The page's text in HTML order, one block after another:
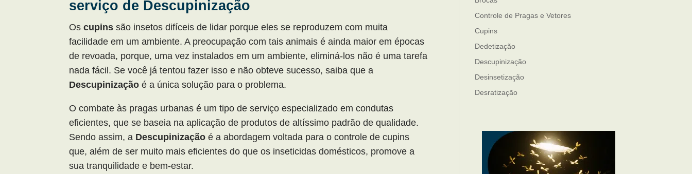
serviço de Descupinização
Oscupins são insetos difíceis de lidar porque eles se reproduzem com muita
facilidade em um ambiente. A preocupação com tais animais é ainda maior em épocas
de revoada, porque, uma vez instalados em um ambiente, eliminá-los não é uma tarefa
nada fácil. Se você já tentou fazer isso e não obteve sucesso, saiba que a
Descupinização é a única solução para o problema.
O combate às pragas urbanas é um tipo de serviço especializado em condutas
eficientes, que se baseia na aplicação de produtos de altíssimo padrão de qualidade.
Sendo assim, a Descupinização é a abordagem voltada para o controle de cupins
que, além de ser muito mais eficientes do que os inseticidas domésticos, promove a
sua tranquilidade e bem-estar.
Controle de Pragas e Vetores
Cupins
Dedetização
Descupinização
Desinsetização
Desratização
Mosquitos
Percevejo de Cama
Pulgas e Carrapatos